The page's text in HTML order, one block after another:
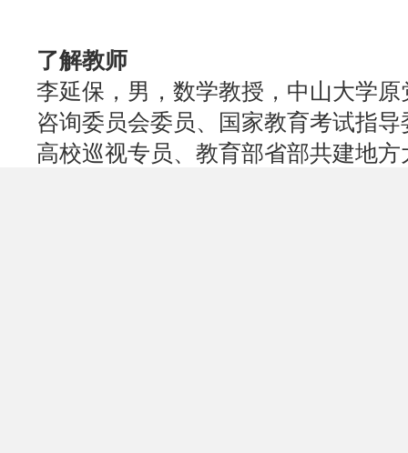
了解教师
李延保，男，数学教授，中山大学
咨询委员会委员、国家教育考试指
高校巡视专员、教育部省部共建地